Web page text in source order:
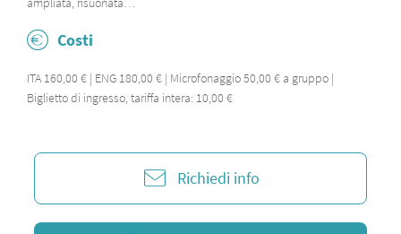
Costi
ITA 160,00 € | ENG 180,00 € | Microfonaggio 50,00 € a gruppo |
Biglietto di ingresso, tariffa intera: 10,00 €
Richiedi info